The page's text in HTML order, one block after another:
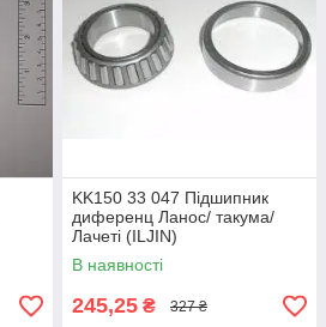
KK150 33 047 Підшипник
диференц Ланос/ такума/
Лачеті (ILJIN)
96335754/96108125
В наявності
245,25 ₴ 327 ₴